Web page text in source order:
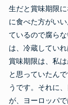
生だと賞味期限
に食べた方がい
ているので腐ら
は、冷蔵してい
賞味期限は、私
と思っていたん
うです。それに
が、ヨーロッパ